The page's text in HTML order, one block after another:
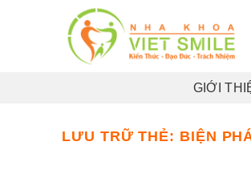
GIỚI
LƯU TRỮ THẺ: BIỆN